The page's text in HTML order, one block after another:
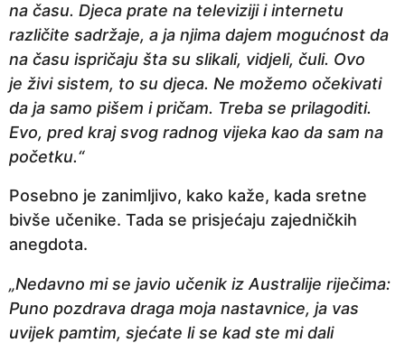
na času. Djeca prate na televiziji i internetu
različite sadržaje, a ja njima dajem mogućnost da
na času ispričaju šta su slikali, vidjeli, čuli. Ovo
je živi sistem, to su djeca. Ne možemo očekivati
da ja samo pišem i pričam. Treba se prilagoditi.
Evo, pred kraj svog radnog vijeka kao da sam na
početku.“
Posebno je zanimljivo, kako kaže, kada sretne
bivše učenike. Tada se prisjećaju zajedničkih
anegdota.
„Nedavno mi se javio učenik iz Australije riječima:
Puno pozdrava draga moja nastavnice, ja vas
uvijek pamtim, sjećate li se kad ste mi dali